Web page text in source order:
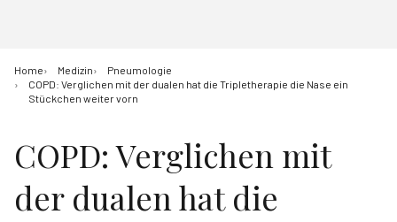
Home Medizin
Pneumologie
COPD: Verglichen mit der dualen hat die Tripletherapie die Nase ein
Stückchen weiter vorn
COPD: Verglichen mit
der dualen hat die